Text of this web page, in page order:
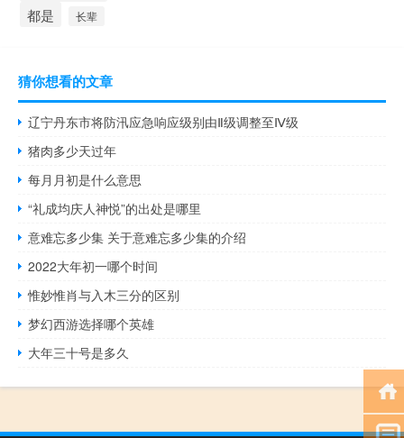
都是 长辈
猜你想看的文章
辽宁丹东市将防汛应急响应级别由Ⅱ级调整至Ⅳ级
猪肉多少天过年
每月月初是什么意思
“礼成均庆人神悦”的出处是哪里
意难忘多少集 关于意难忘多少集的介绍
2022大年初一哪个时间
惟妙惟肖与入木三分的区别
梦幻西游选择哪个英雄
大年三十号是多久